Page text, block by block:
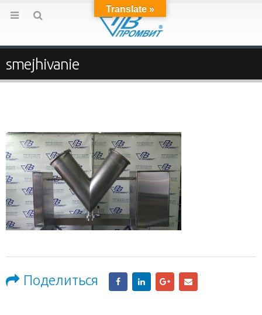
smejhivanie
Поделиться
Translate »